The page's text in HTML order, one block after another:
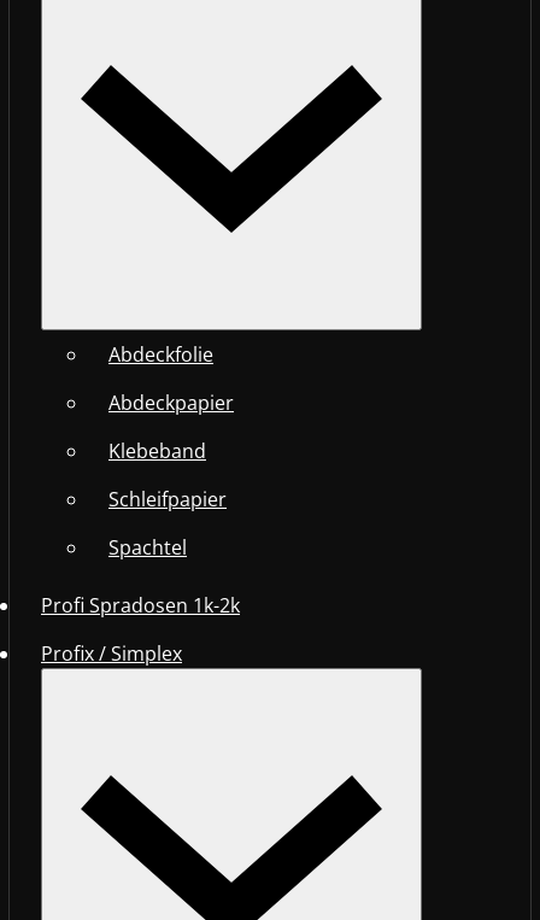
Abdeckfolie
Abdeckpapier
Klebeband
Schleifpapier
Spachtel
Profi Spradosen 1k-2k
Profix / Simplex